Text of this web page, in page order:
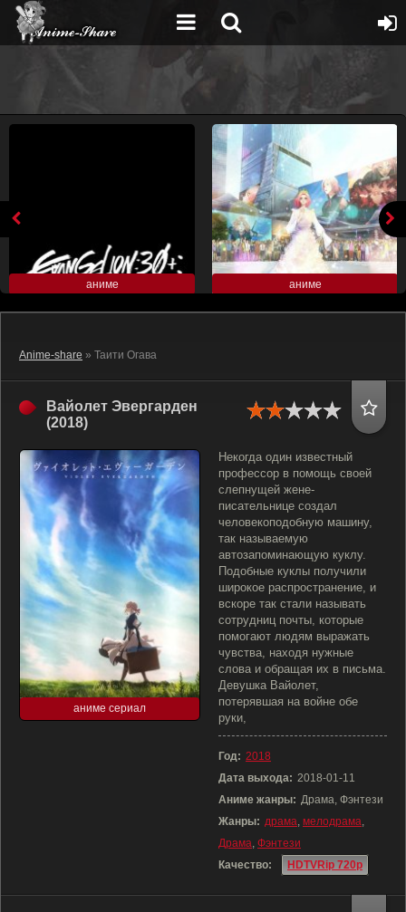
аниме аниме
Anime-share » Таити Огава
Вайолет Эвергарден
(2018)
аниме сериал
Некогда один известный
профессор в помощь своей
слепнущей жене-
писательнице создал
человекоподобную машину,
так называемую
автозапоминающую куклу.
Подобные куклы получили
широкое распространение, и
вскоре так стали называть
сотрудниц почты, которые
помогают людям выражать
чувства, находя нужные
слова и обращая их в письма.
Девушка Вайолет,
потерявшая на войне обе
руки,
Год: 2018
Дата выхода: 2018-01-11
Аниме жанры: Драма, Фэнтези
Жанры: драма, мелодрама,
Драма, Фэнтези
Качество:
HDTVRip 720p